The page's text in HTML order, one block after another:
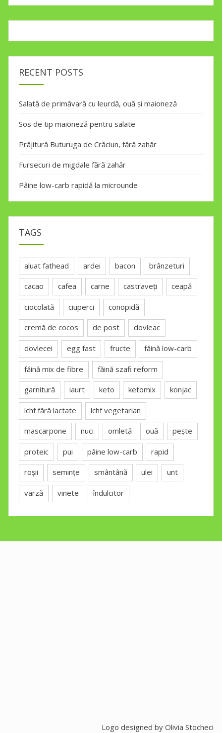
RECENT POSTS
Salată de primăvară cu leurdă, ouă și maioneză
Sos de tip maioneză pentru salate
Prăjitură Buturuga de Crăciun, fără zahăr
Fursecuri de migdale fără zahăr
Pâine low-carb rapidă la microunde
TAGS
aluat fathead ardei bacon brânzeturi
cacao cafea carne castraveți ceapă
ciocolată ciuperci conopidă
cremă de cocos de post dovleac
dovlecei egg fast fructe făină low-carb
făină mix de fibre făină szafi reform
garnitură iaurt keto ketomix konjac
lchf fără lactate lchf vegetarian
mascarpone nuci omletă ouă pește
proteic pui pâine low-carb rapid
roșii semințe smântână ulei unt
varză vinete îndulcitor
Logo designed by Olivia Stocheci